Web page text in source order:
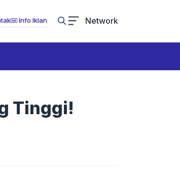
Info Iklan Network
Tinggi!